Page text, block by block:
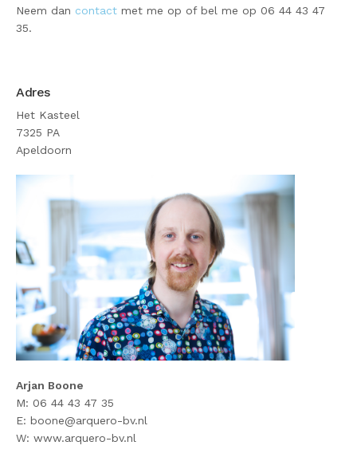
Neem dan contact met me op of bel me op 06 44 43 47
35.
Adres
Het Kasteel
7325 PA
Apeldoorn
Arjan Boone
M: 06 44 43 47 35
E: boone@arquero-bv.nl
W: www.arquero-bv.nl